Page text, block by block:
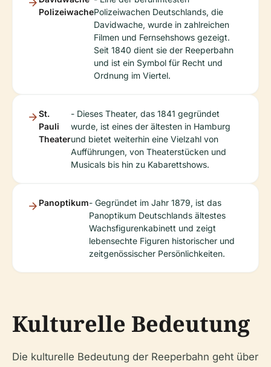
PolizeiwachePolizeiwachen Deutschlands, die
Davidwache, wurde in zahlreichen
Filmen und Fernsehshows gezeigt.
Seit 1840 dient sie der Reeperbahn
und ist ein Symbol für Recht und
Ordnung im Viertel.
St.
Pauli
Theater
- Dieses Theater, das 1841 gegründet
wurde, ist eines der ältesten in Hamburg
und bietet weiterhin eine Vielzahl von
Aufführungen, von Theaterstücken und
Musicals bis hin zu Kabarettshows.
Panoptikum- Gegründet im Jahr 1879, ist das
Panoptikum Deutschlands ältestes
Wachsfigurenkabinett und zeigt
lebensechte Figuren historischer und
zeitgenössischer Persönlichkeiten.
Kulturelle Bedeutung
Die kulturelle Bedeutung der Reeperbahn geht über